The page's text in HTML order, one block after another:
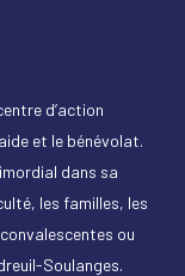
d’action
et le bénévolat.
dans sa
les familles, les
ou
Soulanges.